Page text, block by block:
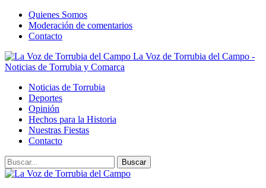
Quienes Somos
Moderación de comentarios
Contacto
La Voz de Torrubia del Campo -
Noticias de Torrubia y Comarca
Noticias de Torrubia
Deportes
Opinión
Hechos para la Historia
Nuestras Fiestas
Contacto